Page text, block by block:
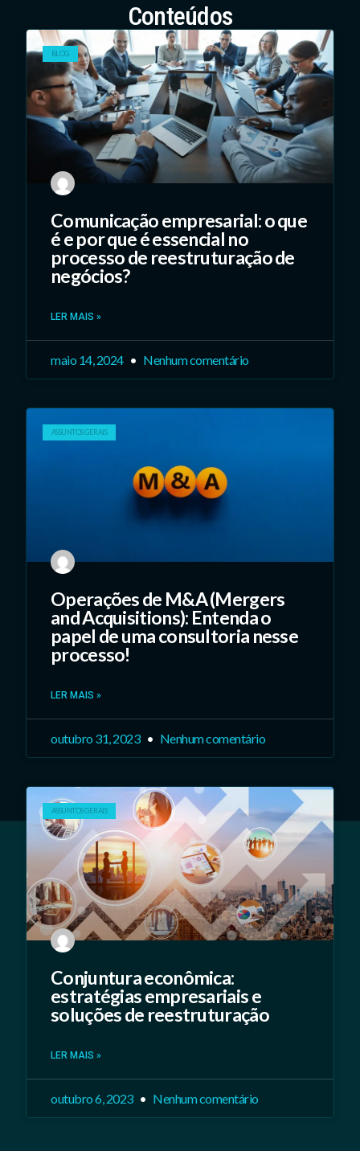
Conteúdos
BLOG
Comunicação empresarial: o que
é e por que é essencial no
processo de reestruturação de
negócios?
LER MAIS »
maio 14, 2024 Nenhum comentário
ASSUNTOS GERAIS
Operações de M&A (Mergers
and Acquisitions): Entenda o
papel de uma consultoria nesse
processo!
LER MAIS »
outubro 31, 2023 Nenhum comentário
ASSUNTOS GERAIS
Conjuntura econômica:
estratégias empresariais e
soluções de reestruturação
LER MAIS »
outubro 6, 2023 Nenhum comentário